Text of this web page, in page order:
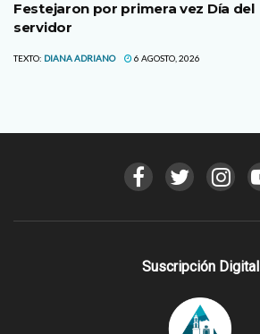
Festejaron por primera vez Día del
servidor
TEXTO: DIANA ADRIANO 6 AGOSTO, 2026
Suscripción Digital